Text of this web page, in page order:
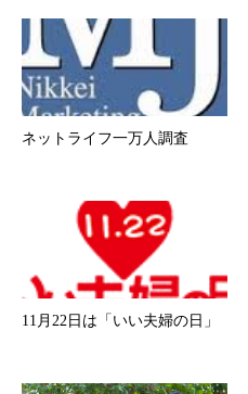
ネットライフ一万人調査
11月22日は「いい夫婦の日」